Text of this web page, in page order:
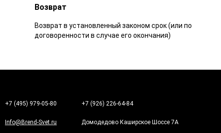
Возврат
Возврат в установленный законом срок (или по
договоренности в случае его окончания)
+7 (495) 979-05-80 +7 (926) 226-64-84
Info@Brend-Svet.ru Домодедово Каширское Шоссе 7А